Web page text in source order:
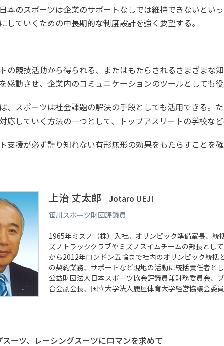
本のスポーツは企業のサポートなしでは維持できないとい
していくための中長期的な制度設計を強く要望する。
の競技活動から得られる、またはもたらされるさまざまな
感動させ、企業内のコミュニケーションのツールとしても役
、スポーツは社会課題の解決の手段としても活用できる。
応していく方法の一つとして、トップアスリートの学校な
支援が必ず計り知れない有形無形の効果をもたらすことを
上治 丈太郎 Jotaro UEJI
笹川スポーツ財団評議員
1965年ミズノ（株）入社。オリンピック準備室長、
ズノトラッククラブやミズノスイムチームの部長とし
から2012年ロンドン五輪まで社内のオリンピック統括
の契約業務、サポートなど現地の活動に統括責任者とし
公益財団法人日本スポーツ協会評議員兼財務委員会、
合会副会長、国立大学法人鹿屋体育大学経営協議会委員
スーツ、レーシングスーツにロマンを求めて